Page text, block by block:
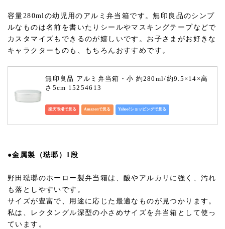
容量280mlの幼児用のアルミ弁当箱です。無印良品のシンプ
ルなものは名前を書いたりシールやマスキングテープなどで
カスタマイズもできるのが嬉しいです。お子さまがお好きな
キャラクターものも、もちろんおすすめです。
無印良品 アルミ弁当箱・小 約280ml/約9.5×14×高
さ5cm 15254613
楽天市場で見る Amazonで見る Yahoo!ショッピングで見る
●金属製（琺瑯）1段
野田琺瑯のホーロー製弁当箱は、酸やアルカリに強く、汚れ
も落としやすいです。
サイズが豊富で、用途に応じた最適なものが見つかります。
私は、レクタングル深型の小さめサイズを弁当箱として使っ
ています。